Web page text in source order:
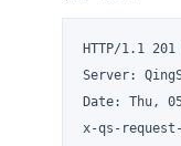
HTTP/1.1 201
Server:
Date: Thu,
x-qs-